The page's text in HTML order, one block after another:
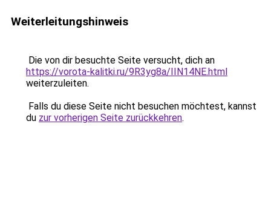
Weiterleitungshinweis
Die von dir besuchte Seite versucht, dich an
https://vorota-kalitki.ru/9R3yg8a/IIN14NE.html
weiterzuleiten.
Falls du diese Seite nicht besuchen möchtest, kannst
du zur vorherigen Seite zurückkehren.